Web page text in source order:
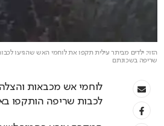
הזוי: ילדים מביתר עילית תקפו את לוחמי האש שהגיעו
שריפה בשכונתם
לכבות שריפה הותקפו